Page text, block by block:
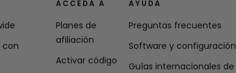
con
ACCEDA A
Planes de
afiliación
Activar código
AYUDA
Preguntas frecuentes
Software y configuración
Guías internacionales de